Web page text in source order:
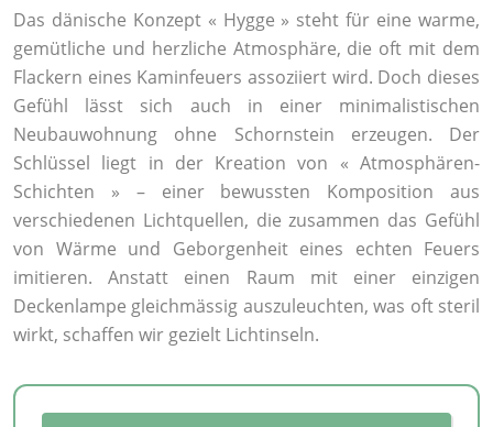
Das dänische Konzept « Hygge » steht für eine warme,
gemütliche und herzliche Atmosphäre, die oft mit dem
Flackern eines Kaminfeuers assoziiert wird. Doch dieses
Gefühl lässt sich auch in einer minimalistischen
Neubauwohnung ohne Schornstein erzeugen. Der
Schlüssel liegt in der Kreation von « Atmosphären-
Schichten » – einer bewussten Komposition aus
verschiedenen Lichtquellen, die zusammen das Gefühl
von Wärme und Geborgenheit eines echten Feuers
imitieren. Anstatt einen Raum mit einer einzigen
Deckenlampe gleichmässig auszuleuchten, was oft steril
wirkt, schaffen wir gezielt Lichtinseln.